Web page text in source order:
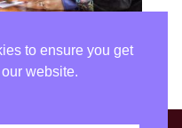
to ensure you get
website.